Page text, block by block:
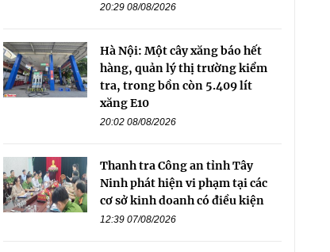
20:29 08/08/2026
Hà Nội: Một cây xăng báo hết
hàng, quản lý thị trường kiểm
tra, trong bồn còn 5.409 lít
xăng E10
20:02 08/08/2026
Thanh tra Công an tỉnh Tây
Ninh phát hiện vi phạm tại các
cơ sở kinh doanh có điều kiện
12:39 07/08/2026